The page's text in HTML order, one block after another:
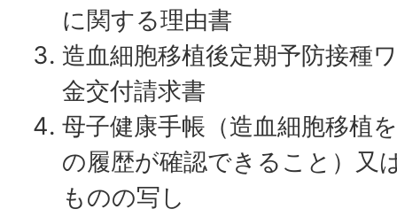
に関する理由書
造血細胞移植後定期予防接種
金交付請求書
母子健康手帳（造血細胞移植
の履歴が確認できること）又
ものの写し